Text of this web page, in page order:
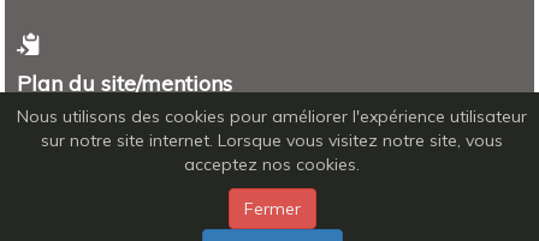
Plan du site/mentions
Plan
Mentions légales - RGPD
Nous utilisons des cookies pour améliorer l'expérience utilisateur
sur notre site internet. Lorsque vous visitez notre site, vous
acceptez nos cookies.
Fermer